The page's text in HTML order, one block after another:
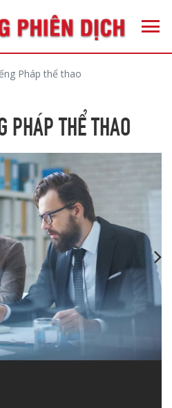
Pháp thể thao
PHÁP THỂ THAO